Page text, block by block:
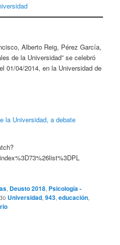
Alberto Reig, Pérez García,
de la Universidad” se celebró
01/04/2014, en la Universidad de
, Deusto 2018, Psicología -
Universidad,943,educación,